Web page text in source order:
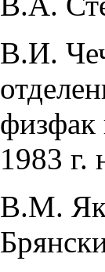
В.И.
физфак
1983 г.
В.М.